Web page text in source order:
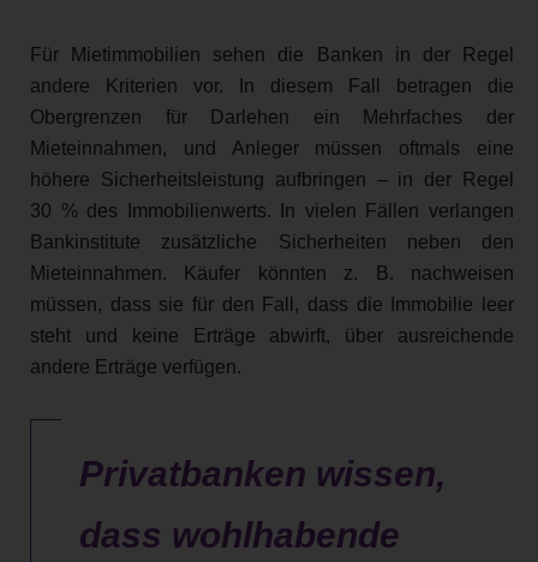
Für Mietimmobilien sehen die Banken in der Regel
andere Kriterien vor. In diesem Fall betragen die
Obergrenzen für Darlehen ein Mehrfaches der
Mieteinnahmen, und Anleger müssen oftmals eine
höhere Sicherheitsleistung aufbringen – in der Regel
30 % des Immobilienwerts. In vielen Fällen verlangen
Bankinstitute zusätzliche Sicherheiten neben den
Mieteinnahmen. Käufer könnten z. B. nachweisen
müssen, dass sie für den Fall, dass die Immobilie leer
steht und keine Erträge abwirft, über ausreichende
andere Erträge verfügen.
Privatbanken wissen,
dass wohlhabende